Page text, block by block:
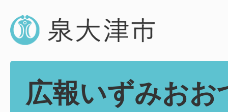
広報いずみお